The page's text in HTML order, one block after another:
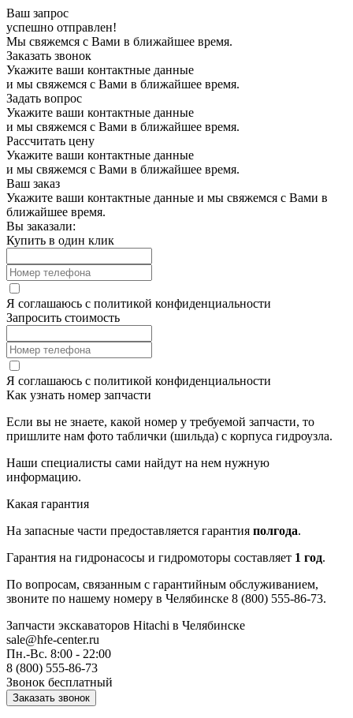
Ваш запрос
успешно отправлен!
Мы свяжемся с Вами в ближайшее время.
Заказать звонок
Укажите ваши контактные данные
и мы свяжемся с Вами в ближайшее время.
Задать вопрос
Укажите ваши контактные данные
и мы свяжемся с Вами в ближайшее время.
Рассчитать цену
Укажите ваши контактные данные
и мы свяжемся с Вами в ближайшее время.
Ваш заказ
Укажите ваши контактные данные и мы свяжемся с Вами в
ближайшее время.
Вы заказали:
Купить в один клик
Я соглашаюсь с политикой конфиденциальности
Запросить стоимость
Я соглашаюсь с политикой конфиденциальности
Как узнать номер запчасти
Если вы не знаете, какой номер у требуемой запчасти, то
пришлите нам фото таблички (шильда) с корпуса гидроузла.
Наши специалисты сами найдут на нем нужную
информацию.
Какая гарантия
На запасные части предоставляется гарантия полгода.
Гарантия на гидронасосы и гидромоторы составляет 1 год.
По вопросам, связанным с гарантийным обслуживанием,
звоните по нашему номеру в Челябинске 8 (800) 555-86-73.
Запчасти экскаваторов Hitachi в Челябинске
sale@hfe-center.ru
Пн.-Вс. 8:00 - 22:00
8 (800) 555-86-73
Звонок бесплатный